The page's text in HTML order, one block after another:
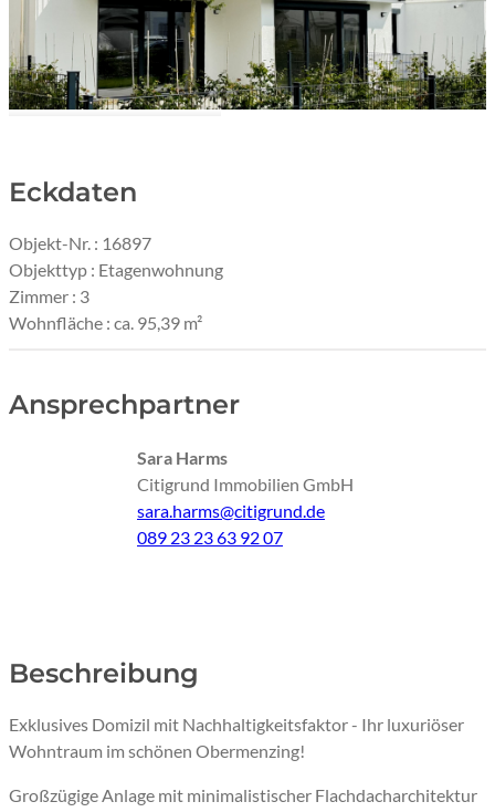
Beschreibung
Exklusives Domizil mit Nachhaltigkeitsfaktor - Ihr luxuriöser
Wohntraum im schönen Obermenzing!
Großzügige Anlage mit minimalistischer Flachdacharchitektur
Eckdaten
Objekt-Nr. : 16897
Objekttyp : Etagenwohnung
Zimmer : 3
Wohnfläche : ca. 95,39 m²
Ansprechpartner
Sara Harms
Citigrund Immobilien GmbH
sara.harms@citigrund.de
089 23 23 63 92 07